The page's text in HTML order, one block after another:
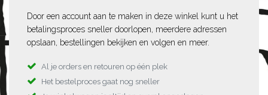
Door een account aan te maken in deze winkel kunt u het
betalingsproces sneller doorlopen, meerdere adressen
opslaan, bestellingen bekijken en volgen en meer.
Al je orders en retouren op één plek
Het bestelproces gaat nog sneller